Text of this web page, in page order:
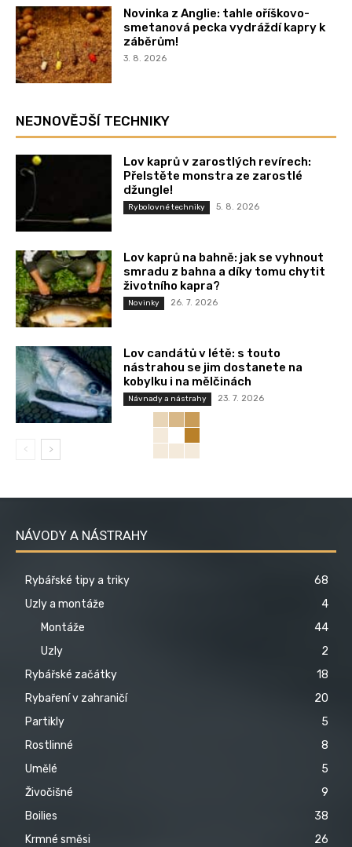
Novinka z Anglie: tahle oříškovo-
smetanová pecka vydráždí kapry k
záběrům!
3. 8. 2026
NEJNOVĚJŠÍ TECHNIKY
Lov kaprů v zarostlých revírech:
Přelstěte monstra ze zarostlé
džungle!
Rybolovné techniky 5. 8. 2026
Lov kaprů na bahně: jak se vyhnout
smradu z bahna a díky tomu chytit
životního kapra?
Novinky 26. 7. 2026
Lov candátů v létě: s touto
nástrahou se jim dostanete na
kobylku i na mělčinách
Návnady a nástrahy 23. 7. 2026
NÁVODY A NÁSTRAHY
Rybářské tipy a triky
68
Uzly a montáže
4
Montáže
44
Uzly
2
Rybářské začátky
18
Rybaření v zahraničí
20
Partikly
5
Rostlinné
8
Umělé
5
Živočišné
9
Boilies
38
Krmné směsi
26